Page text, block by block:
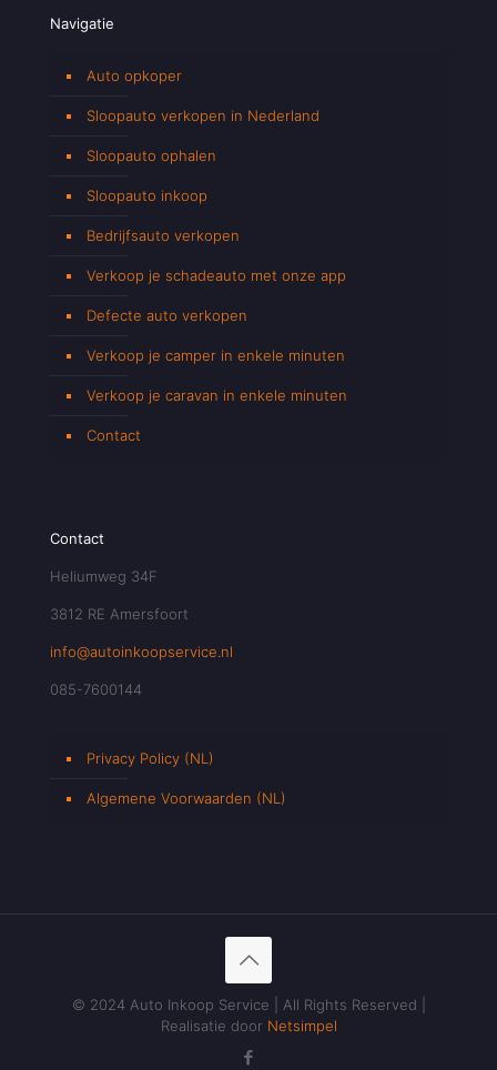
Navigatie
Auto opkoper
Sloopauto verkopen in Nederland
Sloopauto ophalen
Sloopauto inkoop
Bedrijfsauto verkopen
Verkoop je schadeauto met onze app
Defecte auto verkopen
Verkoop je camper in enkele minuten
Verkoop je caravan in enkele minuten
Contact
Contact
Heliumweg 34F
3812 RE Amersfoort
info@autoinkoopservice.nl
085-7600144
Privacy Policy (NL)
Algemene Voorwaarden (NL)
© 2024 Auto Inkoop Service | All Rights Reserved |
Realisatie door Netsimpel